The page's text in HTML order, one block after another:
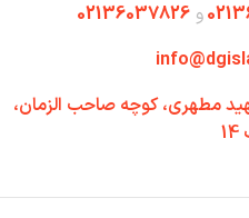
و 02136037826
مطهری، کوچه صاحب الزمان،